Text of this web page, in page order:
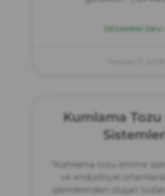
DEVAMINI OKU
Kumlama
“Kumlama tozu emme
ve endüstriyel
işlemlerinden oluşan